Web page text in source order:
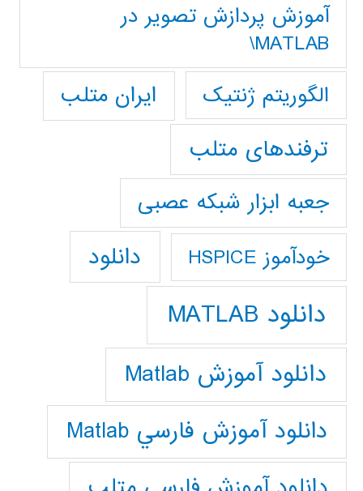
آموزش پردازش تصوير در
MATLAB\
الگوریتم ژنتیک
ایران متلب
ترفندهای متلب
جعبه ابزار شبکه عصبی
خودآموز HSPICE دانلود
دانلود MATLAB
دانلود آموزش Matlab
دانلود آموزش فارسي Matlab